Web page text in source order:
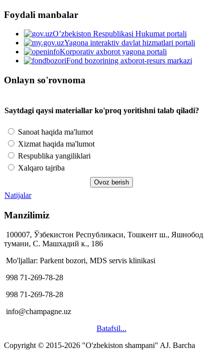
Foydali manbalar
O’zbekiston Respublikasi Hukumat portali
Yagona interaktiv davlat hizmatlari portali
Korporativ axborot yagona portali
Fond bozorining axborot-resurs markazi
Onlayn so'rovnoma
Saytdagi qaysi materiallar ko'proq yoritishni talab qiladi?
Sanoat haqida ma'lumot
Xizmat haqida ma'lumot
Respublika yangiliklari
Xalqaro tajriba
Natijalar
Manzilimiz
100007, Ўзбекистон Республикаси, Тошкент ш., Яшнобод
тумани, С. Машхадий к., 186
Mo'ljallar: Parkent bozori, MDS servis klinikasi
998 71-269-78-28
998 71-269-78-28
info@champagne.uz
Batafsil...
Copyright © 2015-2026 "O'zbekiston shampani" AJ. Barcha